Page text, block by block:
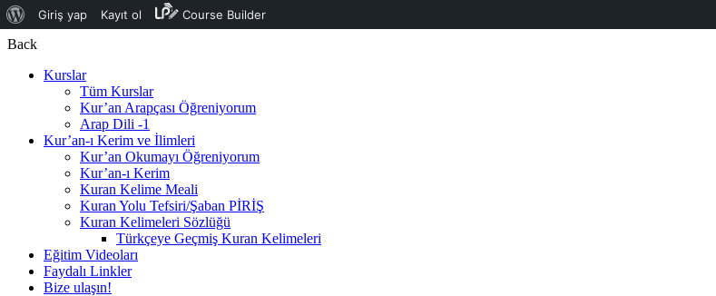
Giriş yap Kayıt ol Course Builder
Back
Kurslar
Tüm Kurslar
Kur’an Arapçası Öğreniyorum
Arap Dili -1
Kur’an-ı Kerim ve İlimleri
Kur’an Okumayı Öğreniyorum
Kur’an-ı Kerim
Kuran Kelime Meali
Kuran Yolu Tefsiri/Şaban PİRİŞ
Kuran Kelimeleri Sözlüğü
Türkçeye Geçmiş Kuran Kelimeleri
Eğitim Videoları
Faydalı Linkler
Bize ulaşın!